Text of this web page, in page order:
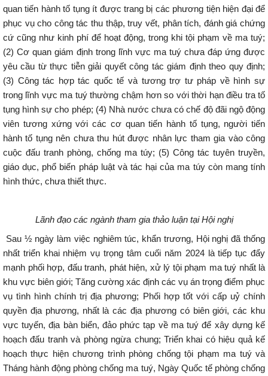
quan tiến hành tố tụng ít được trang bị các phương tiện hiện đại để
phục vụ cho công tác thu thập, truy vết, phân tích, đánh giá chứng
cứ cũng như kinh phí để hoạt động, trong khi tội phạm về ma tuý;
(2) Cơ quan giám định trong lĩnh vực ma tuý chưa đáp ứng được
yêu cầu từ thực tiễn giải quyết công tác giám định theo quy định;
(3) Công tác hợp tác quốc tế và tương trợ tư pháp về hình sự
trong lĩnh vực ma tuý thường chậm hơn so với thời hạn điều tra tố
tụng hình sự cho phép; (4) Nhà nước chưa có chế độ đãi ngộ động
viên tương xứng với các cơ quan tiến hành tố tụng, người tiến
hành tố tụng nên chưa thu hút được nhân lực tham gia vào công
cuộc đấu tranh phòng, chống ma túy; (5) Công tác tuyên truyền,
giáo dục, phổ biến pháp luật và tác hại của ma túy còn mang tính
hình thức, chưa thiết thực.
Lãnh đạo các ngành tham gia thảo luận tại Hội nghị
Sau ½ ngày làm việc nghiêm túc, khẩn trương, Hội nghị đã thống
nhất triển khai nhiệm vụ trọng tâm cuối năm 2024 là tiếp tục đẩy
mạnh phối hợp, đấu tranh, phát hiện, xử lý tội phạm ma tuý nhất là
khu vực biên giới; Tăng cường xác định các vụ án trọng điểm phục
vụ tình hình chính trị địa phương; Phối hợp tốt với cấp uỷ chính
quyền địa phương, nhất là các địa phương có biên giới, các khu
vực tuyến, địa bàn biển, đảo phức tạp về ma tuý để xây dựng kế
hoạch đấu tranh và phòng ngừa chung; Triển khai có hiệu quả kế
hoạch thực hiện chương trình phòng chống tội phạm ma tuý và
Tháng hành động phòng chống ma tuý, Ngày Quốc tế phòng chống